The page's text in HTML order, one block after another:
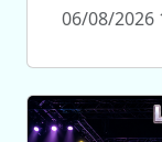
06/08/2026